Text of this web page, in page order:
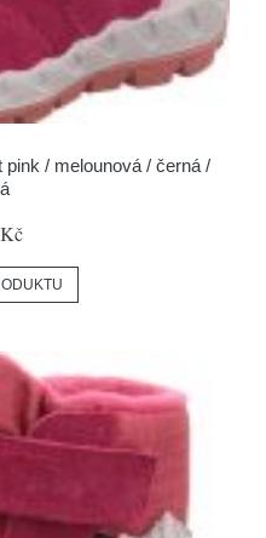
/ melounová / černá /